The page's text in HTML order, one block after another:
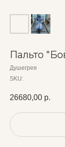
Пальто
Душегрея
SKU:
26680,00 р.